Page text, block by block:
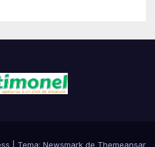
Tema: Newsmark de Themeansar